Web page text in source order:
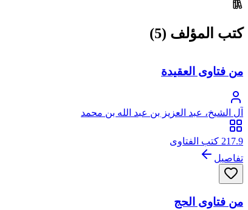
كتب المؤلف (5)
من فتاوى العقيدة
آل الشيخ، عبد العزيز بن عبد الله بن محمد
217.9 كتب الفتاوى
تفاصيل
من فتاوى الحج